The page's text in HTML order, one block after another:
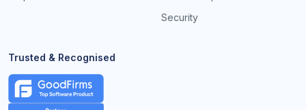
Security
Trusted & Recognised